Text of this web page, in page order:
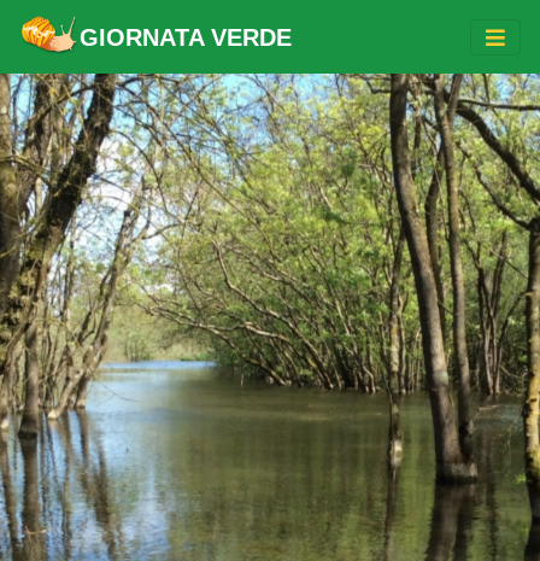
GIORNATA VERDE